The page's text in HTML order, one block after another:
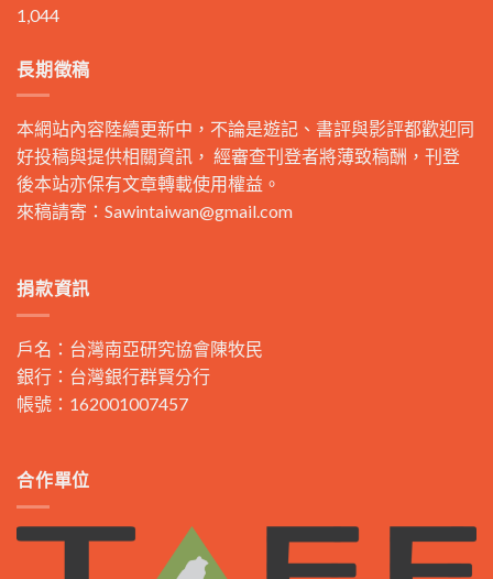
1,044
長期徵稿
本網站內容陸續更新中，不論是遊記、書評與影評都歡迎同
好投稿與提供相關資訊， 經審查刊登者將薄致稿酬，刊登
後本站亦保有文章轉載使用權益。
來稿請寄： Sawintaiwan@gmail.com
捐款資訊
戶名：台灣南亞研究協會陳牧民
銀行：台灣銀行群賢分行
帳號：162001007457
合作單位